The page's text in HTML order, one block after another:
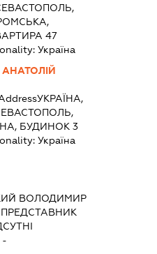
47
Україна
УКРАЇНА,
БУДИНОК 3
Україна
ВОЛОДИМИР
ПРЕДСТАВНИК
-